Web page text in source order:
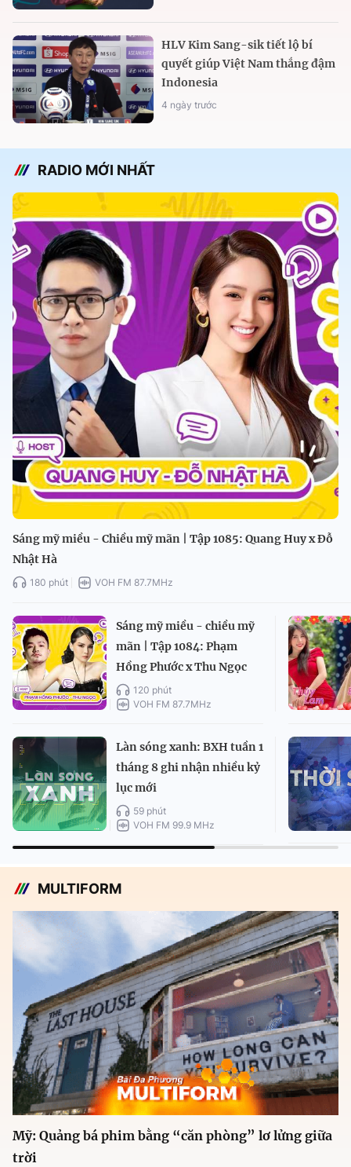
HLV Kim Sang-sik tiết lộ bí
quyết giúp Việt Nam thắng đậm
Indonesia
4 ngày trước
RADIO MỚI NHẤT
Sáng mỹ miều - Chiều mỹ mãn | Tập 1085: Quang Huy x Đỗ
Nhật Hà
180 phút VOH FM 87.7MHz
Sáng mỹ miều - chiều mỹ
mãn | Tập 1084: Phạm
Hồng Phước x Thu Ngọc
120 phút
VOH FM 87.7MHz
Làn sóng xanh: BXH tuần 1
tháng 8 ghi nhận nhiều kỷ
lục mới
59 phút
VOH FM 99.9 MHz
MULTIFORM
Mỹ: Quảng bá phim bằng “căn phòng” lơ lửng giữa
trời